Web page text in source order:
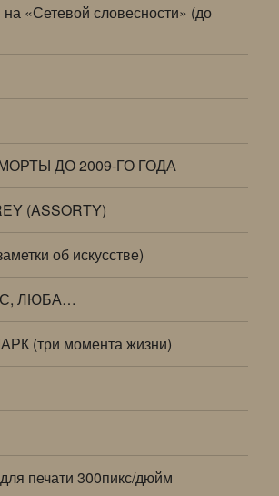
на «Сетевой словесности» (до
ДО 2009-ГО ГОДА
(ASSORTY)
об искусстве)
ЛЮБА…
(три момента жизни)
печати 300пикс/дюйм